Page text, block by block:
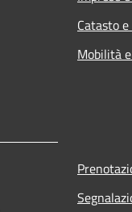
Catasto
Mobilità